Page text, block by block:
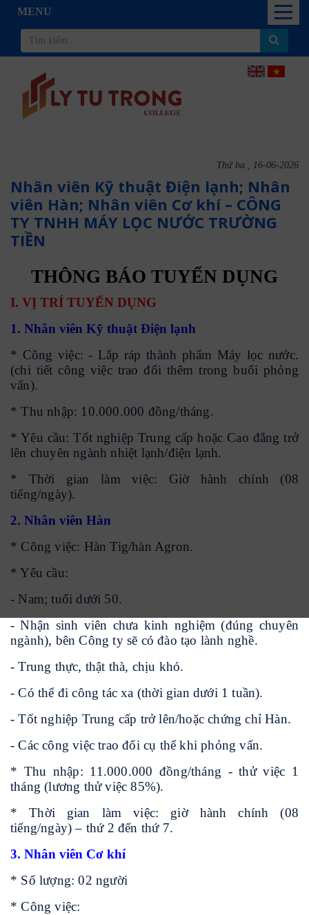
MENU
Thứ ba , 16-06-2026
Nhân viên Kỹ thuật Điện lạnh; Nhân
viên Hàn; Nhân viên Cơ khí – CÔNG
TY TNHH MÁY LỌC NƯỚC TRƯỜNG
TIỀN
THÔNG BÁO TUYỂN DỤNG
I. VỊ TRÍ TUYỂN DỤNG
1. Nhân viên Kỹ thuật Điện lạnh
* Công việc: - Lắp ráp thành phẩm Máy lọc nước.
(chi tiết công việc trao đổi thêm trong buổi phỏng
vấn).
* Thu nhập: 10.000.000 đồng/tháng.
* Yêu cầu: Tốt nghiệp Trung cấp hoặc Cao đẳng trở
lên chuyên ngành nhiệt lạnh/điện lạnh.
* Thời gian làm việc: Giờ hành chính (08
tiếng/ngày).
2. Nhân viên Hàn
* Công việc: Hàn Tig/hàn Agron.
* Yêu cầu:
- Nam; tuổi dưới 50.
- Nhận sinh viên chưa kinh nghiệm (đúng chuyên
ngành), bên Công ty sẽ có đào tạo lành nghề.
- Trung thực, thật thà, chịu khó.
- Có thể đi công tác xa (thời gian dưới 1 tuần).
- Tốt nghiệp Trung cấp trở lên/hoặc chứng chỉ Hàn.
- Các công việc trao đổi cụ thể khi phỏng vấn.
* Thu nhập: 11.000.000 đồng/tháng - thử việc 1
tháng (lương thử việc 85%).
* Thời gian làm việc: giờ hành chính (08
tiếng/ngày) – thứ 2 đến thứ 7.
3. Nhân viên Cơ khí
* Số lượng: 02 người
* Công việc: